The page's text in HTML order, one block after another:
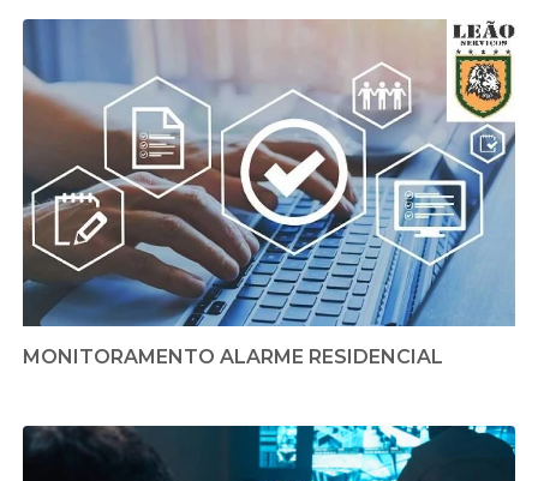
MONITORAMENTO ALARME RESIDENCIAL